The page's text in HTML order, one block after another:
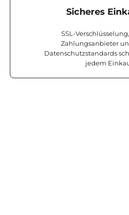
Sicheres
SSL-
Zahlungsanbieter
Datenschutzstandards
jedem